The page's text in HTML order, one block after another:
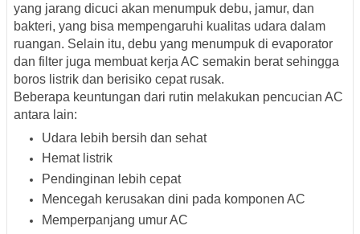
yang jarang dicuci akan menumpuk debu, jamur, dan
bakteri, yang bisa mempengaruhi kualitas udara dalam
ruangan. Selain itu, debu yang menumpuk di evaporator
dan filter juga membuat kerja AC semakin berat sehingga
boros listrik dan berisiko cepat rusak.
Beberapa keuntungan dari rutin melakukan pencucian AC
antara lain:
Udara lebih bersih dan sehat
Hemat listrik
Pendinginan lebih cepat
Mencegah kerusakan dini pada komponen AC
Memperpanjang umur AC